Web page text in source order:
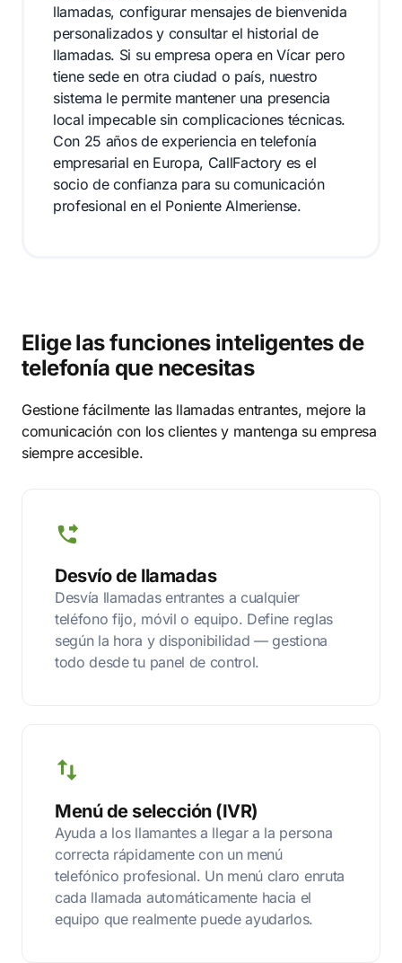
llamadas, configurar mensajes de bienvenida
personalizados y consultar el historial de
llamadas. Si su empresa opera en Vícar pero
tiene sede en otra ciudad o país, nuestro
sistema le permite mantener una presencia
local impecable sin complicaciones técnicas.
Con 25 años de experiencia en telefonía
empresarial en Europa, CallFactory es el
socio de confianza para su comunicación
profesional en el Poniente Almeriense.
Elige las funciones inteligentes de
telefonía que necesitas
Gestione fácilmente las llamadas entrantes, mejore la
comunicación con los clientes y mantenga su empresa
siempre accesible.
Desvío de llamadas
Desvía llamadas entrantes a cualquier
teléfono fijo, móvil o equipo. Define reglas
según la hora y disponibilidad — gestiona
todo desde tu panel de control.
Menú de selección (IVR)
Ayuda a los llamantes a llegar a la persona
correcta rápidamente con un menú
telefónico profesional. Un menú claro enruta
cada llamada automáticamente hacia el
equipo que realmente puede ayudarlos.